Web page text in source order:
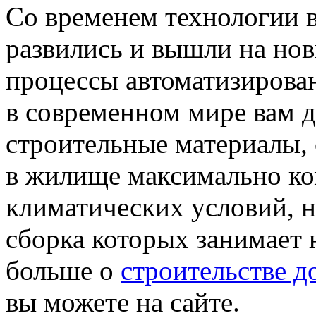
Со временем технологии
развились и вышли на
процессы
в современном мире вам
строительные
в жилище максимально
климатических условий,
сборка которых занимает
больше о строительстве
вы можете на сайте.